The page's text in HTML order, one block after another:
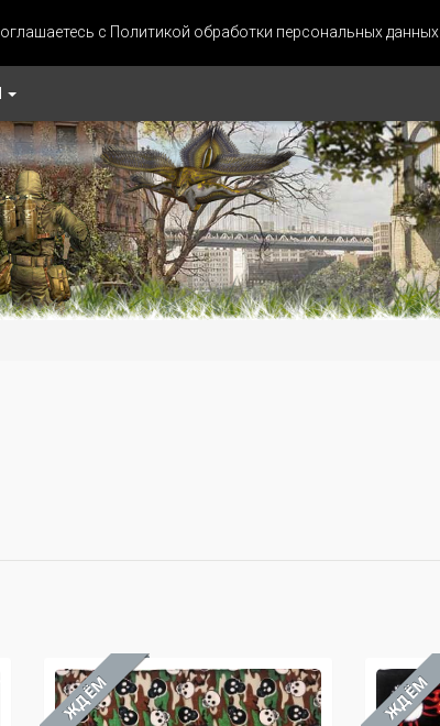
с Политикой обработки персональных данных.
ЖДЁМ ЖДЁМ